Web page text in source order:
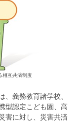
相互共済制度
、義務教育諸学校、
型認定こども園、高
害に対し、災害共済